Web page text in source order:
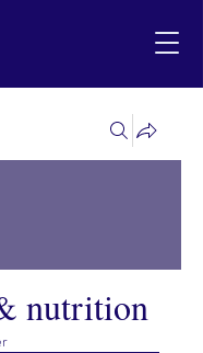
nutrition